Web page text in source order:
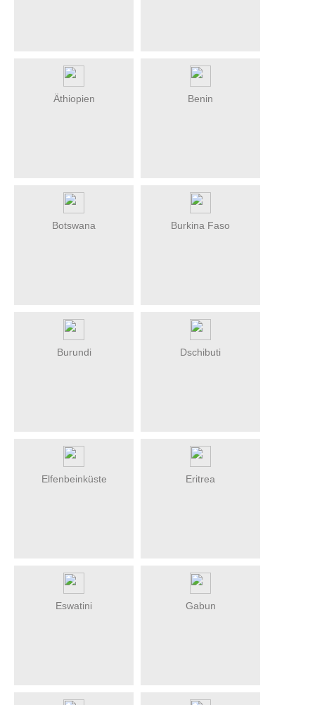
Äthiopien Benin
Botswana Burkina Faso
Burundi Dschibuti
Elfenbeinküste Eritrea
Eswatini Gabun